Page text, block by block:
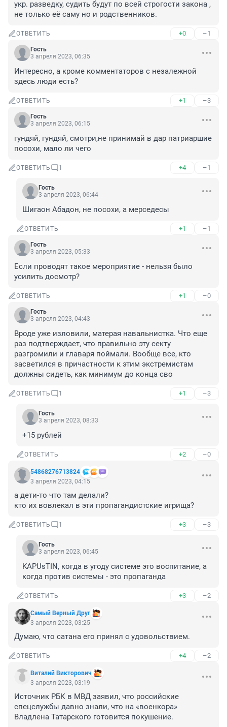
укр. разведку, судить будут по всей строгости закона ,
не только её саму но и родственников.
ОТВЕТИТЬ +0 –1
Гость
3 апреля 2023, 06:35
Интересно, а кроме комментаторов с незалежной
здесь люди есть?
ОТВЕТИТЬ +1 –3
Гость
3 апреля 2023, 06:15
гундяй, гундяй, смотри,не принимай в дар патриаршие
посохи, мало ли чего
ОТВЕТИТЬ 1 +4 –1
Гость
3 апреля 2023, 06:44
Шигаон Абадон, не посохи, а мерседесы
ОТВЕТИТЬ +1 –1
Гость
3 апреля 2023, 05:33
Если проводят такое мероприятие - нельзя было
усилить досмотр?
ОТВЕТИТЬ +1 –0
Гость
3 апреля 2023, 04:43
Вроде уже изловили, матерая навальнистка. Что еще
раз подтверждает, что правильно эту секту
разгромили и главаря поймали. Вообще все, кто
засветился в причастности к этим экстремистам
должны сидеть, как минимум до конца сво
ОТВЕТИТЬ 1 +1 –3
Гость
3 апреля 2023, 08:33
+15 рублей
ОТВЕТИТЬ +2 –0
54868276713824
3 апреля 2023, 04:15
а дети-то что там делали?
кто их вовлекал в эти пропагандистские игрища?
ОТВЕТИТЬ 1 +3 –3
Гость
3 апреля 2023, 06:45
KAPUsTIN, когда в угоду системе это воспитание, а
когда против системы - это пропаганда
ОТВЕТИТЬ +3 –2
Самый Верный Друг
3 апреля 2023, 03:25
Думаю, что сатана его принял с удовольствием.
ОТВЕТИТЬ +4 –2
Виталий Викторович
3 апреля 2023, 03:19
Источник РБК в МВД заявил, что российские
спецслужбы давно знали, что на «военкора»
Владлена Татарского готовится покушение.